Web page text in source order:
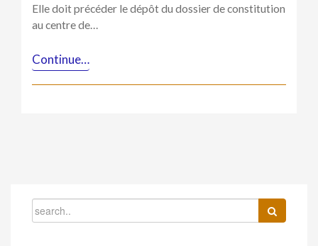
Elle doit précéder le dépôt du dossier de constitution
au centre de…
Continue…